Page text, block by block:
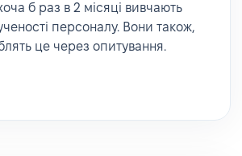
б раз в 2 місяці вивчають
персоналу. Вони також,
це через опитування.